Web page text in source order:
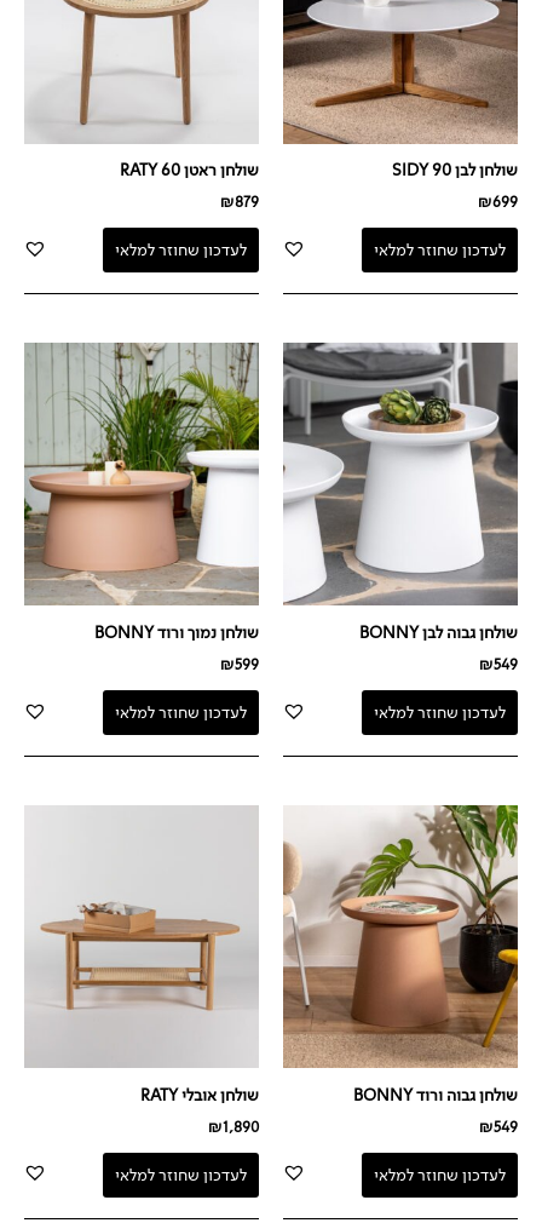
שולחן לבן 90 SIDY
₪699
לעדכון שחוזר למלאי
שולחן ראטן RATY 60
₪879
לעדכון שחוזר למלאי
שולחן גבוה לבן BONNY
₪549
לעדכון שחוזר למלאי
שולחן נמוך ורוד BONNY
₪599
לעדכון שחוזר למלאי
שולחן גבוה ורוד BONNY
₪549
לעדכון שחוזר למלאי
שולחן אובלי RATY
₪1,890
לעדכון שחוזר למלאי